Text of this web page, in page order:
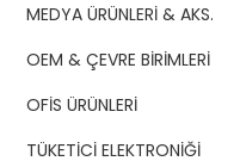
MEDYA ÜRÜNLERİ & AKS.
OEM & ÇEVRE BİRİMLERİ
OFİS ÜRÜNLERİ
TÜKETİCİ ELEKTRONİĞİ